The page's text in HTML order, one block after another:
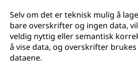
Selv om det er teknisk mulig å
bare overskrifter og ingen data,
veldig nyttig eller semantisk
å vise data, og overskrifter
dataene.